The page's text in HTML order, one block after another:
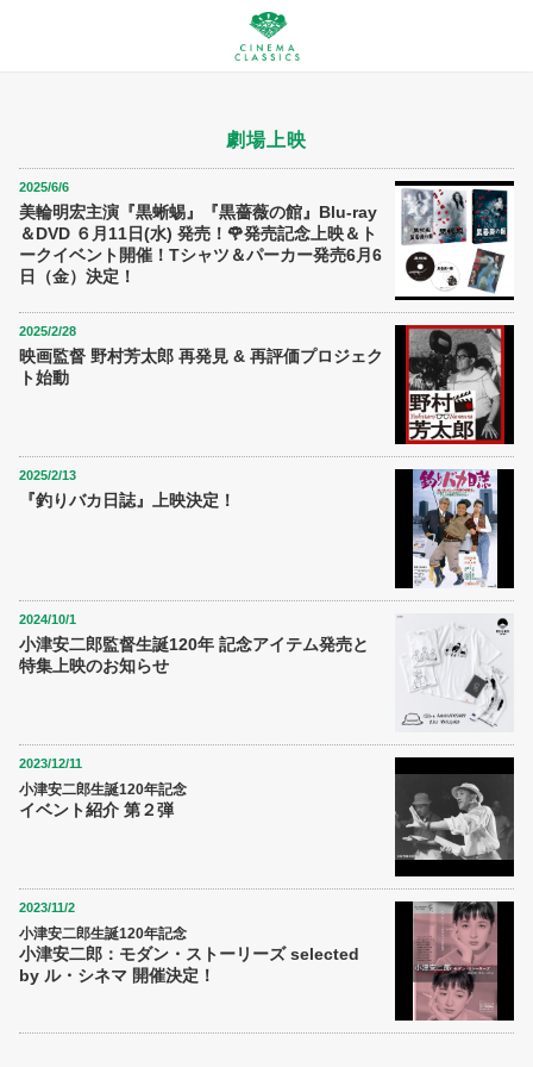
劇場上映
2025/6/6
美輪明宏主演『黒蜥蜴』『黒薔薇の館』Blu-ray
＆DVD ６月11日(水) 発売！🌹発売記念上映＆ト
ークイベント開催！Tシャツ＆パーカー発売6月6
日（金）決定！
2025/2/28
映画監督 野村芳太郎 再発見 & 再評価プロジェク
ト始動
2025/2/13
『釣りバカ日誌』上映決定！
2024/10/1
小津安二郎監督生誕120年 記念アイテム発売と
特集上映のお知らせ
2023/12/11
小津安二郎生誕120年記念
イベント紹介 第２弾
2023/11/2
小津安二郎生誕120年記念
小津安二郎：モダン・ストーリーズ selected
by ル・シネマ 開催決定！